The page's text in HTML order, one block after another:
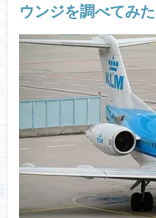
ウンジを調べてみ